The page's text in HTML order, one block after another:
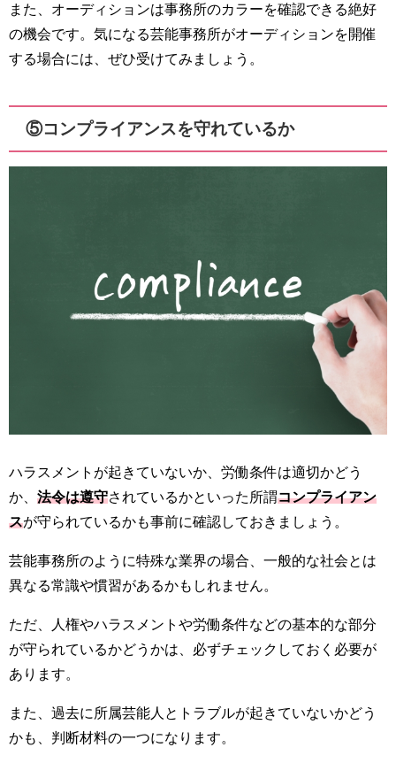
また、オーディションは事務所のカラーを確認できる絶好
の機会です。気になる芸能事務所がオーディションを開催
する場合には、ぜひ受けてみましょう。
⑤コンプライアンスを守れているか
ハラスメントが起きていないか、労働条件は適切かどう
か、 法令は遵守されているかといった所謂コンプライアン
スが守られているかも事前に確認しておきましょう。
芸能事務所のように特殊な業界の場合、一般的な社会とは
異なる常識や慣習があるかもしれません。
ただ、人権やハラスメントや労働条件などの基本的な部分
が守られているかどうかは、必ずチェックしておく必要が
あります。
また、過去に所属芸能人とトラブルが起きていないかどう
かも、判断材料の一つになります。